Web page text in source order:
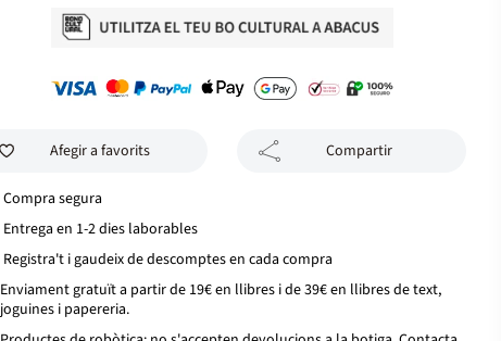
Afegir a favorits Compartir
Compra segura
Entrega en 1-2 dies laborables
Registra't i gaudeix de descomptes en cada compra
Enviament gratuït a partir de 19€ en llibres i de 39€ en llibres de text,
joguines i papereria.